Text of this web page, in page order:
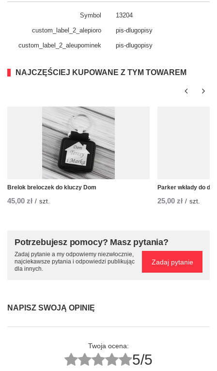
Symbol 13204
custom_​label_​2_alepioro pis-dlugopisy
custom_​label_​2_aleupominek pis-dlugopisy
NAJCZĘŚCIEJ KUPOWANE Z TYM TOWAREM
Brelok breloczek do kluczy Dom
45,00 zł / szt.
Parker wkłady do
25,00 zł / szt.
Potrzebujesz pomocy? Masz pytania?
Zadaj pytanie a my odpowiemy niezwłocznie,
najciekawsze pytania i odpowiedzi publikując
dla innych.
Zadaj pytanie
NAPISZ SWOJĄ OPINIĘ
Twoja ocena:
5/5